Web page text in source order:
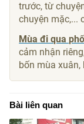
trước, từ
chuyện mặc,...
Mùa đi qua phố
cảm nhận
bốn mùa xuân,
Bài liên quan